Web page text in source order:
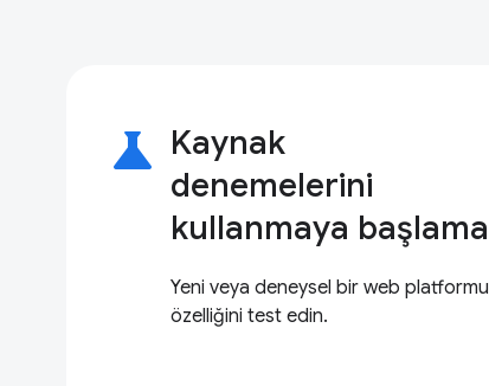
science Kaynak
denemelerini
kullanmaya başlama
Yeni veya deneysel bir web platformu
özelliğini test edin.